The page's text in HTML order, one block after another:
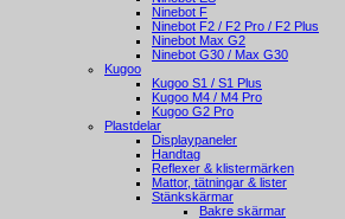
Ninebot F
Ninebot F2 / F2 Pro / F2 Plus
Ninebot Max G2
Ninebot G30 / Max G30
Kugoo
Kugoo S1 / S1 Plus
Kugoo M4 / M4 Pro
Kugoo G2 Pro
Plastdelar
Displaypaneler
Handtag
Reflexer & klistermärken
Mattor, tätningar & lister
Stänkskärmar
Bakre skärmar